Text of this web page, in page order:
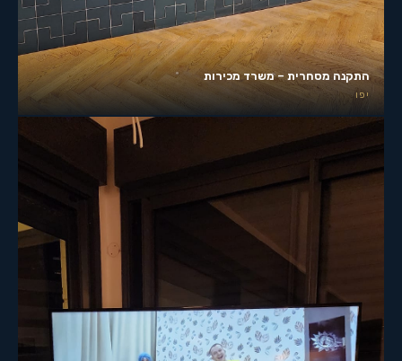
התקנה מסחרית – משרד מכירות
יפו